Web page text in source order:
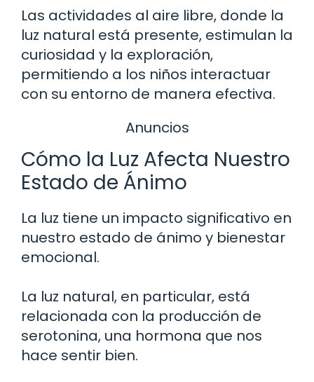
Las actividades al aire libre, donde la
luz natural está presente, estimulan la
curiosidad y la exploración,
permitiendo a los niños interactuar
con su entorno de manera efectiva.
Anuncios
Cómo la Luz Afecta Nuestro
Estado de Ánimo
La luz tiene un impacto significativo en
nuestro estado de ánimo y bienestar
emocional.
La luz natural, en particular, está
relacionada con la producción de
serotonina, una hormona que nos
hace sentir bien.